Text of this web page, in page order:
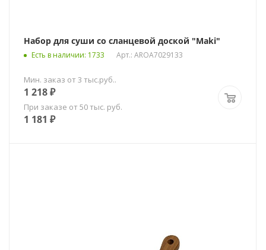
Набор для суши со сланцевой доской "Maki"
Есть в наличии: 1733 Арт.: AROA7029133
Мин. заказ от 3 тыс.руб..
1 218₽
При заказе от 50 тыс. руб.
1 181 ₽